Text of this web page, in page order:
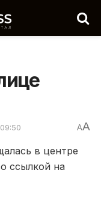
AA
в центре
ссылкой на